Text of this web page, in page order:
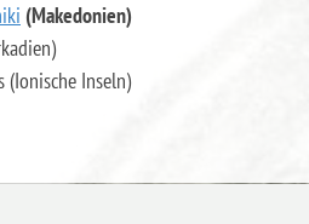
(Makedonien)
(Ionische Inseln)